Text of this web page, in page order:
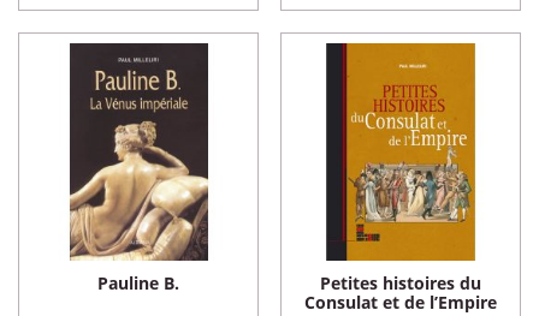
Pauline B.
Petites histoires du
Consulat et de l’Empire